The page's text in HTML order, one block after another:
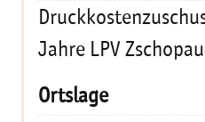
Jahre LPV